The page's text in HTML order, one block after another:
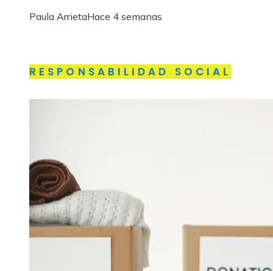
Paula ArrietaHace 4 semanas
RESPONSABILIDAD SOCIAL